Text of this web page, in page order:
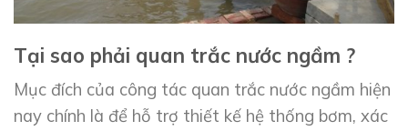
Tại sao phải quan trắc nước ngầm ?
Mục đích của công tác quan trắc nước ngầm hiện
nay chính là để hỗ trợ thiết kế hệ thống bơm, xác